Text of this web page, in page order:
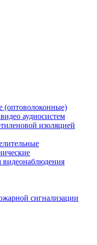
(оптоволоконные)
аудиосистем
изоляцией
сигнализации